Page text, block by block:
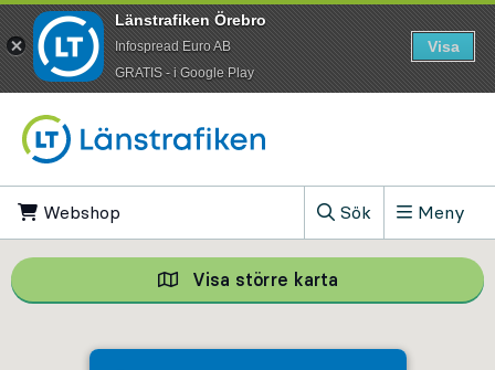
Webshop
Sök
, Visa sökfältet
Meny
Visa större karta Visa större
Länstrafiken Örebro
Infospread Euro AB
​GRATIS - i Google Play
Visa